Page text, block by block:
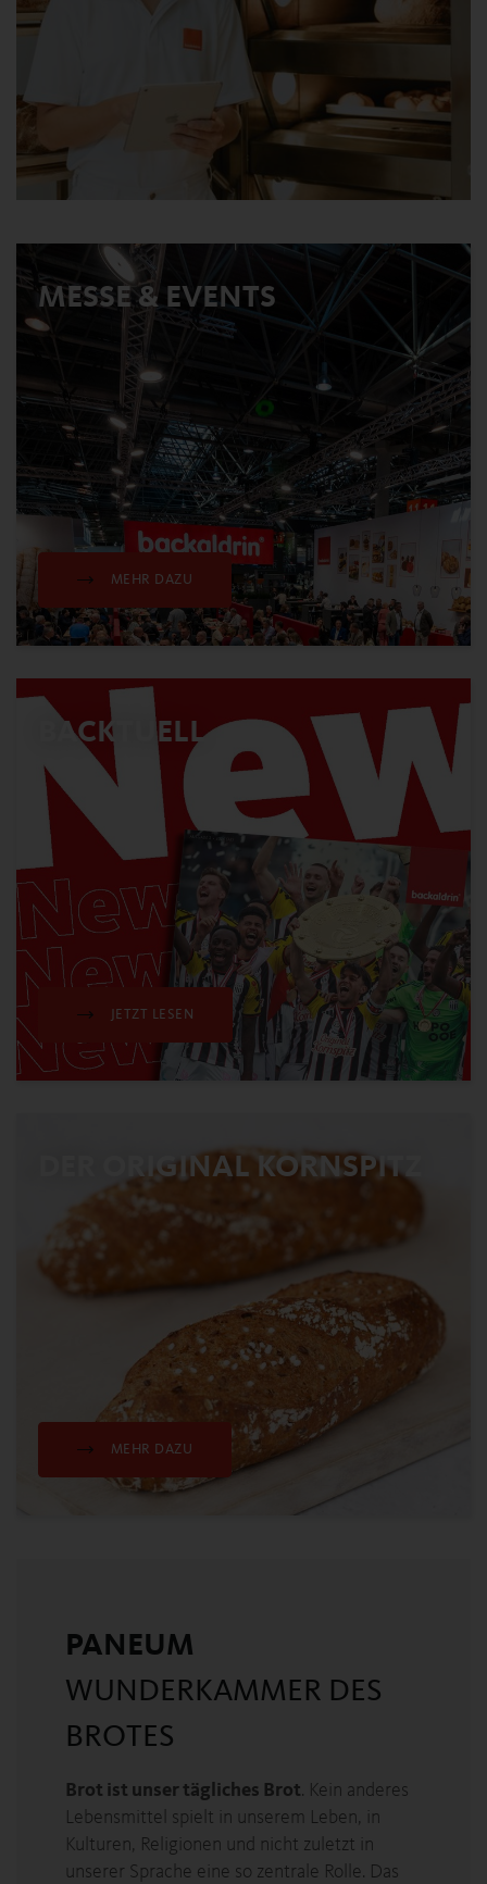
MESSE & EVENTS
MEHR DAZU
BACKTUELL
JETZT LESEN
DER ORIGINAL KORNSPITZ
MEHR DAZU
PANEUM
WUNDERKAMMER DES
BROTES
Brot ist unser tägliches Brot. Kein anderes
Lebensmittel spielt in unserem Leben, in
Kulturen, Religionen und nicht zuletzt in
unserer Sprache eine so zentrale Rolle. Das